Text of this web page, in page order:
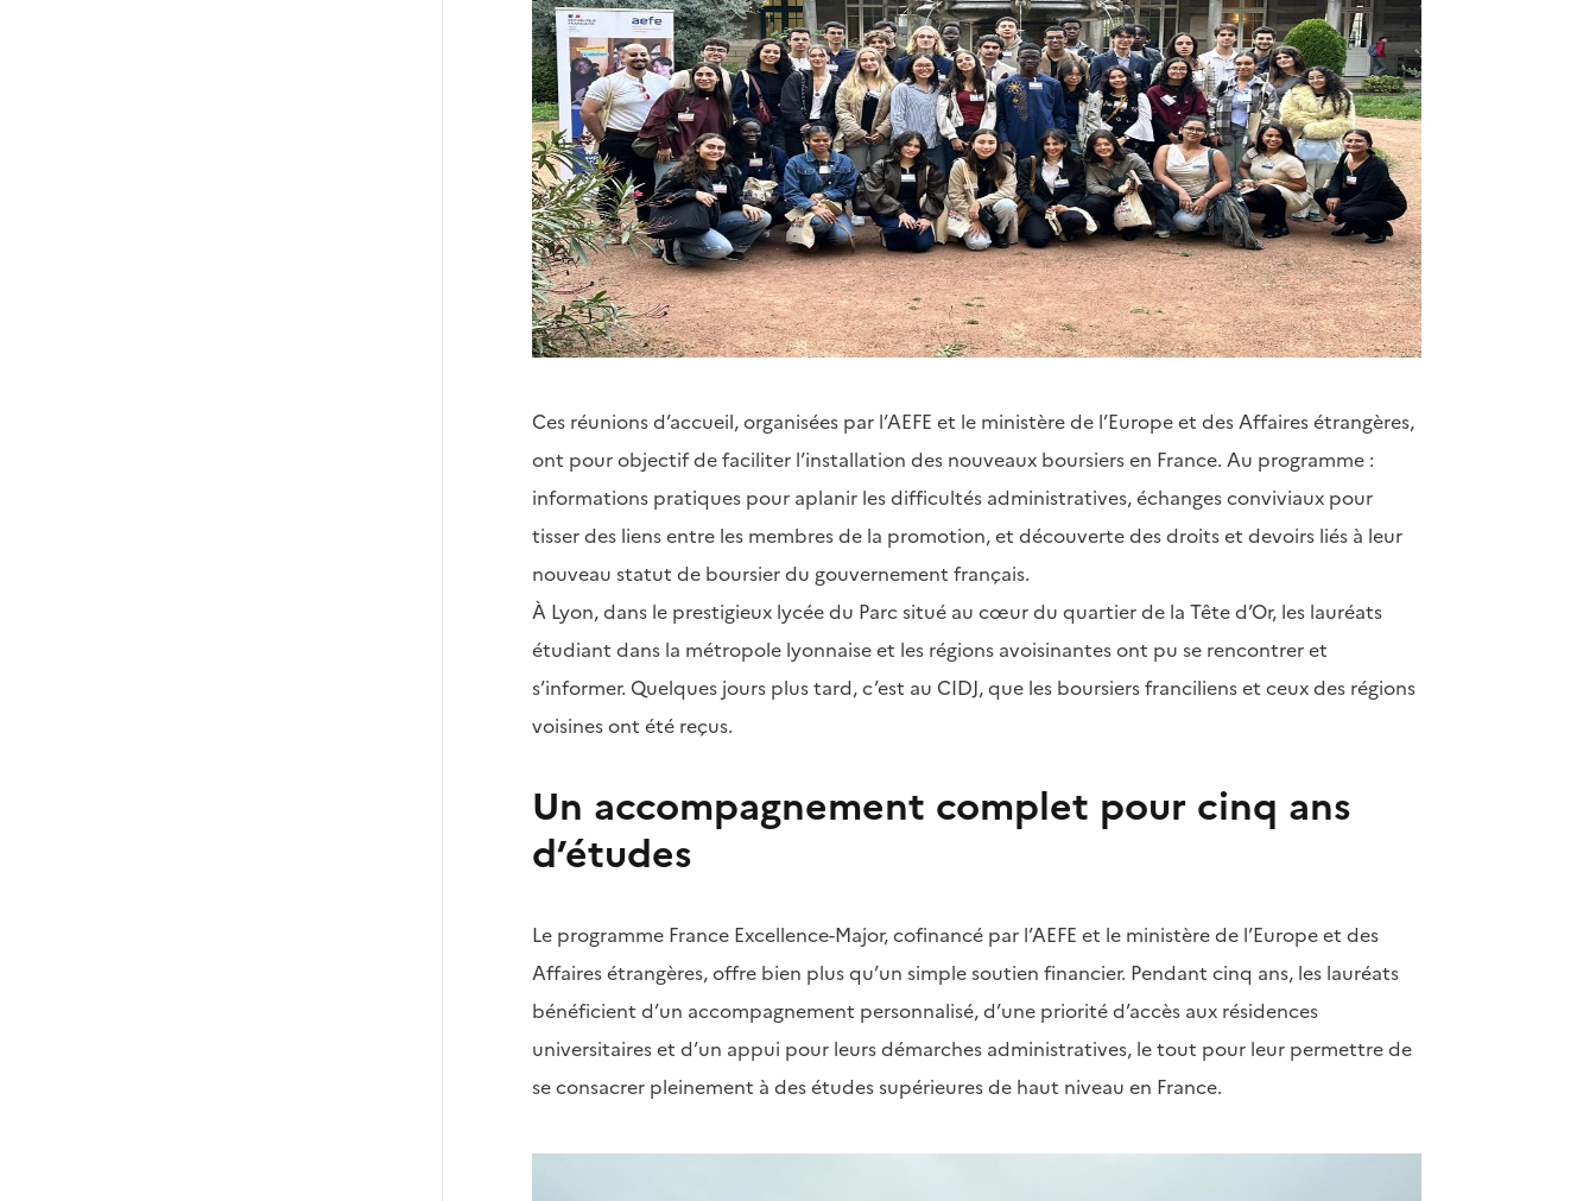
de
page
Ces réunions d’accueil, organisées par l’AEFE et le ministère de l’Europe et des Affaires étrangères,
ont pour objectif de faciliter l’installation des nouveaux boursiers en France. Au programme :
informations pratiques pour aplanir les difficultés administratives, échanges conviviaux pour
tisser des liens entre les membres de la promotion, et découverte des droits et devoirs liés à leur
nouveau statut de boursier du gouvernement français.
À Lyon, dans le prestigieux lycée du Parc situé au cœur du quartier de la Tête d’Or, les lauréats
étudiant dans la métropole lyonnaise et les régions avoisinantes ont pu se rencontrer et
s’informer. Quelques jours plus tard, c’est au CIDJ, que les boursiers franciliens et ceux des régions
voisines ont été reçus.
Un accompagnement complet pour cinq ans
d’études
Le programme France Excellence-Major, cofinancé par l’AEFE et le ministère de l’Europe et des
Affaires étrangères, offre bien plus qu’un simple soutien financier. Pendant cinq ans, les lauréats
bénéficient d’un accompagnement personnalisé, d’une priorité d’accès aux résidences
universitaires et d’un appui pour leurs démarches administratives, le tout pour leur permettre de
se consacrer pleinement à des études supérieures de haut niveau en France.